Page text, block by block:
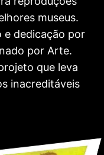
museus.
e dedicação por
por Arte.
que leva
inacreditáveis